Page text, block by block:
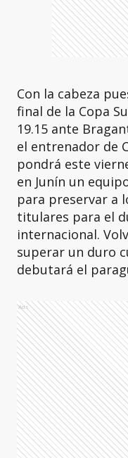
Con la cabeza
final de la Copa
19.15 ante
el entrenador de
pondrá este
en Junín un
para preservar a
titulares para el
internacional.
superar un duro
debutará el
Ads